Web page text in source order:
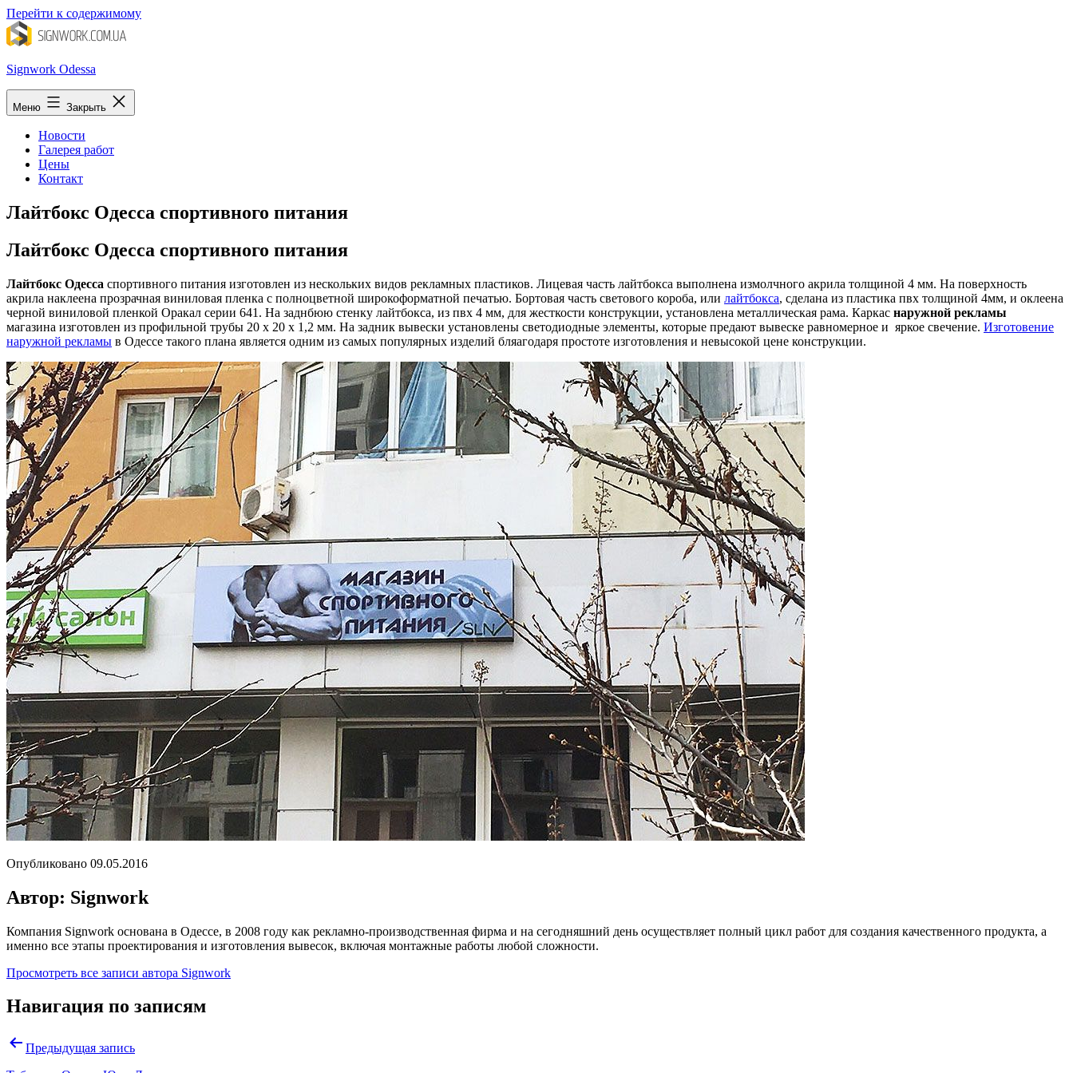
Перейти к содержимому
Signwork Odessa
Меню Закрыть
Новости
Галерея работ
Цены
Контакт
Лайтбокс Одесса спортивного питания
Лайтбокс Одесса спортивного питания
Лайтбокс Одесса спортивного питания изготовлен из нескольких видов рекламных пластиков. Лицевая часть лайтбокса выполнена измолчного акрила толщиной 4 мм. На поверхность
акрила наклеена прозрачная виниловая пленка с полноцветной широкоформатной печатью. Бортовая часть светового короба, или лайтбокса, сделана из пластика пвх толщиной 4мм, и оклеена
черной виниловой пленкой Оракал серии 641. На заднбюю стенку лайтбокса, из пвх 4 мм, для жесткости конструкции, установлена металлическая рама. Каркас наружной рекламы
магазина изготовлен из профильной трубы 20 х 20 х 1,2 мм. На задник вывески установлены светодиодные элементы, которые предают вывеске равномерное и яркое свечение. Изготовение
наружной рекламы в Одессе такого плана является одним из самых популярных изделий бляагодаря простоте изготовления и невысокой цене конструкции.
Опубликовано 09.05.2016
Автор: Signwork
Компания Signwork основана в Одессе, в 2008 году как рекламно-производственная фирма и на сегодняшний день осуществляет полный цикл работ для создания качественного продукта, а
именно все этапы проектирования и изготовления вывесок, включая монтажные работы любой сложности.
Просмотреть все записи автора Signwork
Навигация по записям
Предыдущая запись